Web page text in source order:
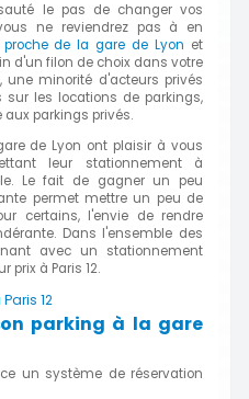
le pas de changer vos
ne reviendrez pas à en
de la gare de Lyon et
d'un filon de choix dans votre
une minorité d'acteurs privés
les locations de parkings,
parkings privés.
de Lyon ont plaisir à vous
leur stationnement à
Le fait de gagner un peu
permet mettre un peu de
certains, l'envie de rendre
Dans l'ensemble des
avec un stationnement
prix à Paris 12.
12
parking à la gare
un système de réservation